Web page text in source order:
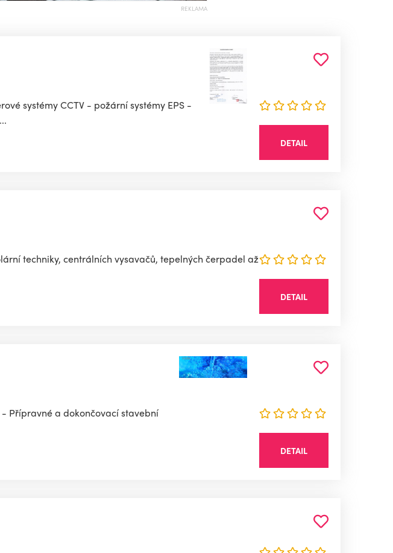
REKLAMA
systémy CCTV - požární systémy EPS -
DETAIL
techniky, centrálních vysavačů, tepelných čerpadel až
DETAIL
Přípravné a dokončovací stavební
DETAIL